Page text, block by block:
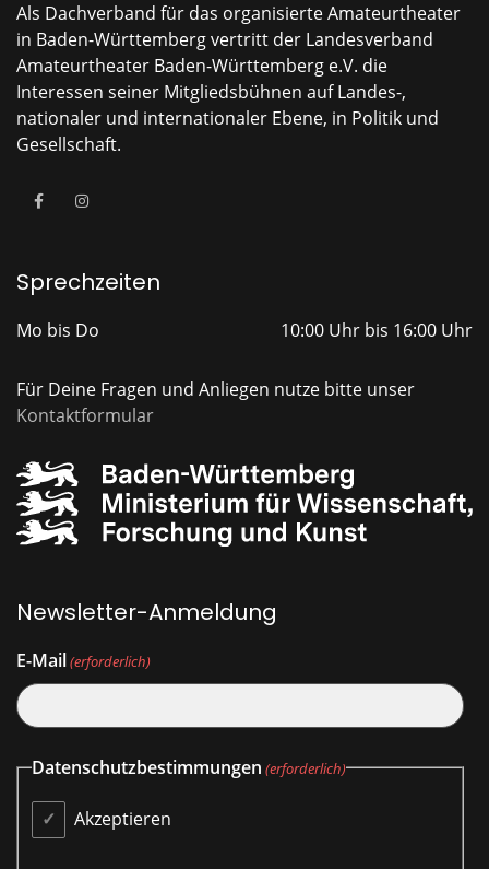
Als Dachverband für das organisierte Amateurtheater
in Baden-Württemberg vertritt der Landesverband
Amateurtheater Baden-Württemberg e.V. die
Interessen seiner Mitgliedsbühnen auf Landes-,
nationaler und internationaler Ebene, in Politik und
Gesellschaft.
Sprechzeiten
Mo bis Do 10:00 Uhr bis 16:00 Uhr
Für Deine Fragen und Anliegen nutze bitte unser
Kontaktformular
Newsletter-Anmeldung
E-Mail(erforderlich)
Datenschutzbestimmungen (erforderlich)
Akzeptieren